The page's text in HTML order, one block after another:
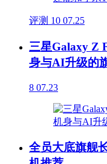
评测 10 07.25
三星Galaxy Z
身与AI升级的
8 07.23
全员大底旗舰